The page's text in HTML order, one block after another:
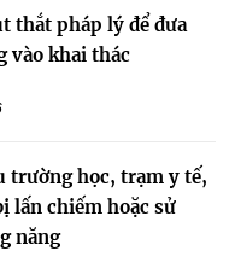
thắt pháp lý để đưa
vào khai thác
trường học, trạm y tế,
lấn chiếm hoặc sử
năng